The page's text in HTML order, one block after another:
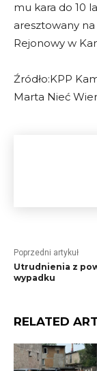
mu kara do 10
aresztowany
Rejonowy w
Źródło:KPP
Marta Nieć
Poprzedni artykuł
Utrudnienia z
wypadku
RELATED